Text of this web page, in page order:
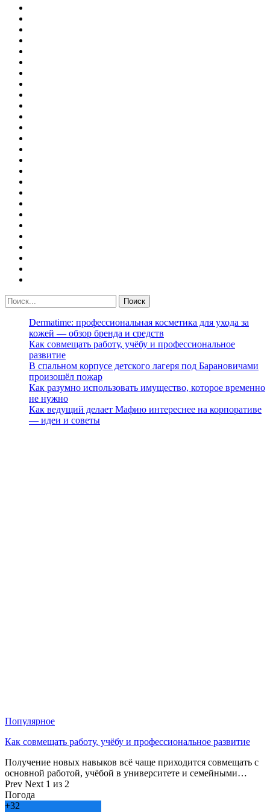
Dermatime: профессиональная косметика для ухода за
кожей — обзор бренда и средств
Как совмещать работу, учёбу и профессиональное
развитие
В спальном корпусе детского лагеря под Барановичами
произошёл пожар
Как разумно использовать имущество, которое временно
не нужно
Как ведущий делает Мафию интереснее на корпоративе
— идеи и советы
Популярное
Как совмещать работу, учёбу и профессиональное развитие
Получение новых навыков всё чаще приходится совмещать с
основной работой, учёбой в университете и семейными…
Prev Next 1 из 2
Погода
+32